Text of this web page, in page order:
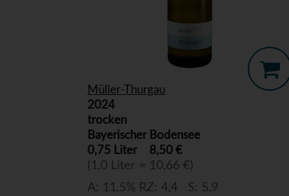
Müller-Thurgau
2024
trocken
Bayerischer Bodensee
0,75 Liter
8,50 €
(1,0 Liter = 10,66 €)
A: 11,5% RZ: 4,4 S: 5,9